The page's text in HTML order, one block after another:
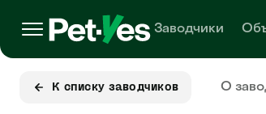
Заводчики
К списку заводчиков О